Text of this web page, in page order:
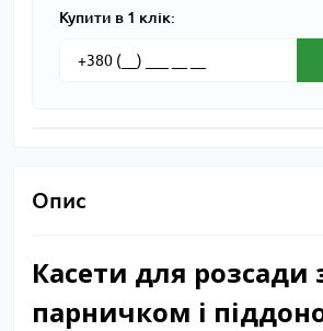
Купити в 1 клік:
Опис
Касети для розсади
парничком і